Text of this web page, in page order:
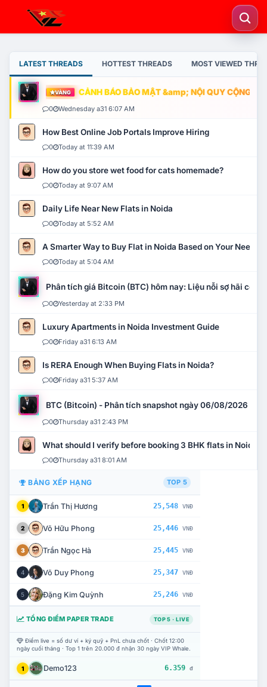
LATEST THREADS HOTTEST THREADS MOST VIEWED
VÀNG CẢNH BÁO BẢO MẬT &amp; NỘI QUY CỘNG
0 Wednesday a31 6:07 AM
How Best Online Job Portals Improve Hiring
0 Today at 11:39 AM
How do you store wet food for cats homemade?
0 Today at 9:07 AM
Daily Life Near New Flats in Noida
0 Today at 5:52 AM
A Smarter Way to Buy Flat in Noida Based on Your Needs
0 Today at 5:04 AM
Phân tích giá Bitcoin (BTC) hôm nay: Liệu nỗi sợ hãi có
0 Yesterday at 2:33 PM
Luxury Apartments in Noida Investment Guide
0 Friday a31 6:13 AM
Is RERA Enough When Buying Flats in Noida?
0 Friday a31 5:37 AM
BTC (Bitcoin) - Phân tích snapshot ngày 06/08/2026
0 Thursday a31 2:43 PM
What should I verify before booking 3 BHK flats in Noida?
0 Thursday a31 8:01 AM
BẢNG XẾP HẠNG TOP 5
1 Trần Thị Hương 25,548 VNĐ
2 Võ Hữu Phong 25,446 VNĐ
3 Trần Ngọc Hà 25,445 VNĐ
4 Võ Duy Phong 25,347 VNĐ
5 Đặng Kim Quỳnh 25,246 VNĐ
TỔNG ĐIỂM PAPER TRADE TOP 5 · LIVE
Điểm live = số dư ví + ký quỹ + PnL chưa chốt · Chốt 12:00
ngày cuối tháng · Top 1 trên 20.000 đ nhận 30 ngày VIP Whale.
1 Demo123 6.359 đ